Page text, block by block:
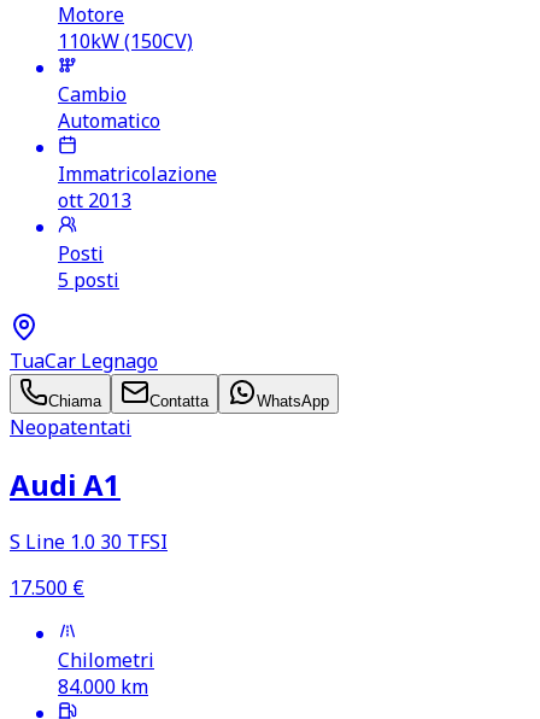
Motore
110kW (150CV)
Cambio
Automatico
Immatricolazione
ott 2013
Posti
5 posti
TuaCar Legnago
Chiama Contatta WhatsApp
Neopatentati
Audi A1
S Line 1.0 30 TFSI
17.500 €
Chilometri
84.000 km